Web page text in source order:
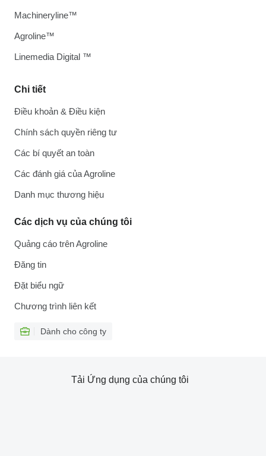
Chi tiết
Điều khoản & Điều kiện
Chính sách quyền riêng tư
Các bí quyết an toàn
Các đánh giá của Agroline
Danh mục thương hiệu
Các dịch vụ của chúng tôi
Quảng cáo trên Agroline
Đăng tin
Đặt biểu ngữ
Chương trình liên kết
Dành cho công ty
Machineryline™
Agroline™
Linemedia Digital ™
Tải Ứng dụng của chúng tôi